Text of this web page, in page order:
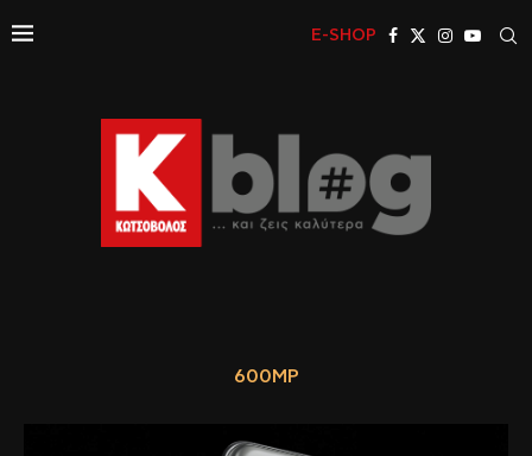
E-SHOP
600MP